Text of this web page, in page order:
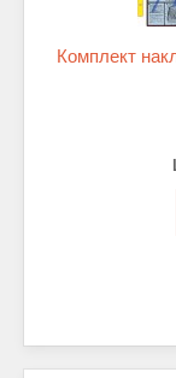
Комплект